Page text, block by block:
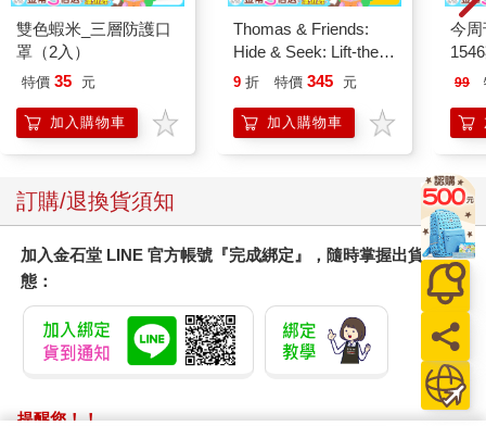
雙色蝦米_三層防護口
罩（2入）
特價 35 元
加入購物車
Thomas & Friends:
Hide & Seek: Lift-the-
flap book
9 折 特價 345 元
加入購物車
今周
99
訂購/退換貨須知
加入金石堂 LINE 官方帳號『完成綁定』，隨時掌握出貨動
態：
提醒您！！